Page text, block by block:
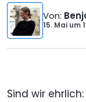
Von:
15. Mai um
Sind wir